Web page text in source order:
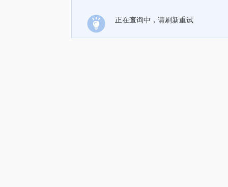
正在查询中，请刷新重试